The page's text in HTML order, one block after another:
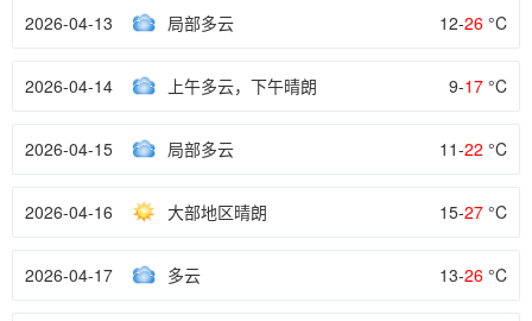
2026-04-13 局部多云 12-26 °C
2026-04-14 上午多云，下午晴朗 9-17 °C
2026-04-15 局部多云 11-22 °C
2026-04-16 大部地区晴朗 15-27 °C
2026-04-17 多云 13-26 °C